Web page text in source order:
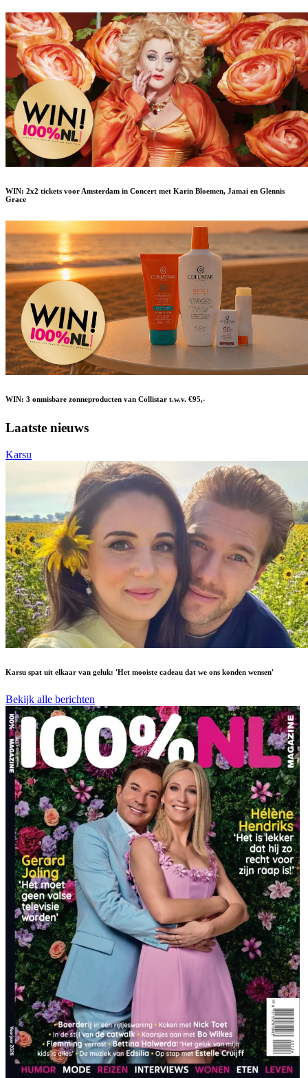
WIN: 2x2 tickets voor Amsterdam in Concert met Karin Bloemen, Jamai en Glennis
Grace
WIN: 3 onmisbare zonneproducten van Collistar t.w.v. €95,-
Laatste nieuws
Karsu
Karsu spat uit elkaar van geluk: 'Het mooiste cadeau dat we ons konden wensen'
Bekijk alle berichten